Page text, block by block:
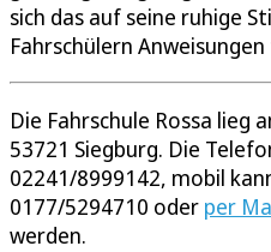
sich das auf seine ruhige
Fahrschülern
Die Fahrschule Rossa lieg
53721 Siegburg. Die
02241/8999142, mobil
0177/5294710 oder per
werden.